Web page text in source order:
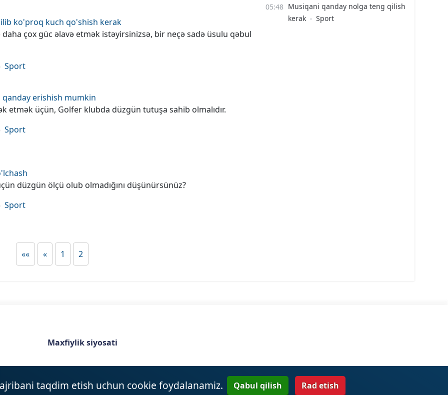
ko'proq kuch qo'shish kerak
çox güc əlavə etmək istəyirsinizsə, bir neçə sadə üsulu qəbul
Sport
erishish mumkin
etmək üçün, Golfer klubda düzgün tutuşa sahib olmalıdır.
Sport
düzgün ölçü olub olmadığını düşünürsünüz?
Sport
«« « 1 2
Musiqani qanday nolga teng qilish
kerak
Sport
Maxfiylik siyosati
taqdim etish uchun cookie foydalanamiz. Qabul qilish Rad etish